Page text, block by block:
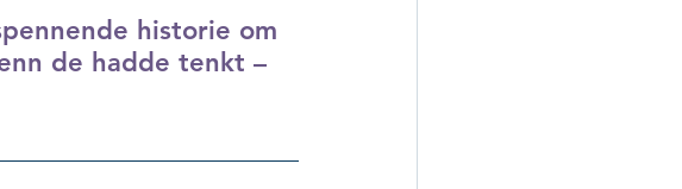
historie om
de hadde tenkt –